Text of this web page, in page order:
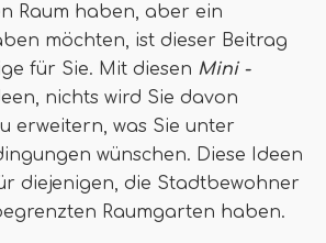
Raum haben, aber ein
möchten, ist dieser Beitrag
für Sie. Mit diesen Mini -
nichts wird Sie davon
erweitern, was Sie unter
wünschen. Diese Ideen
diejenigen, die Stadtbewohner
Raumgarten haben.